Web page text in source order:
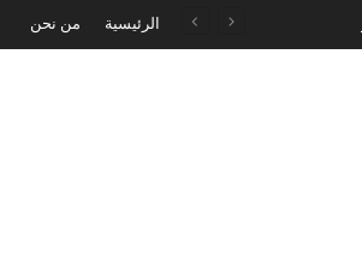
الرئيسية من نحن